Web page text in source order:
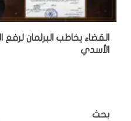
القضاء يخاطب البرلمان لرفع
الأسدي
بحث